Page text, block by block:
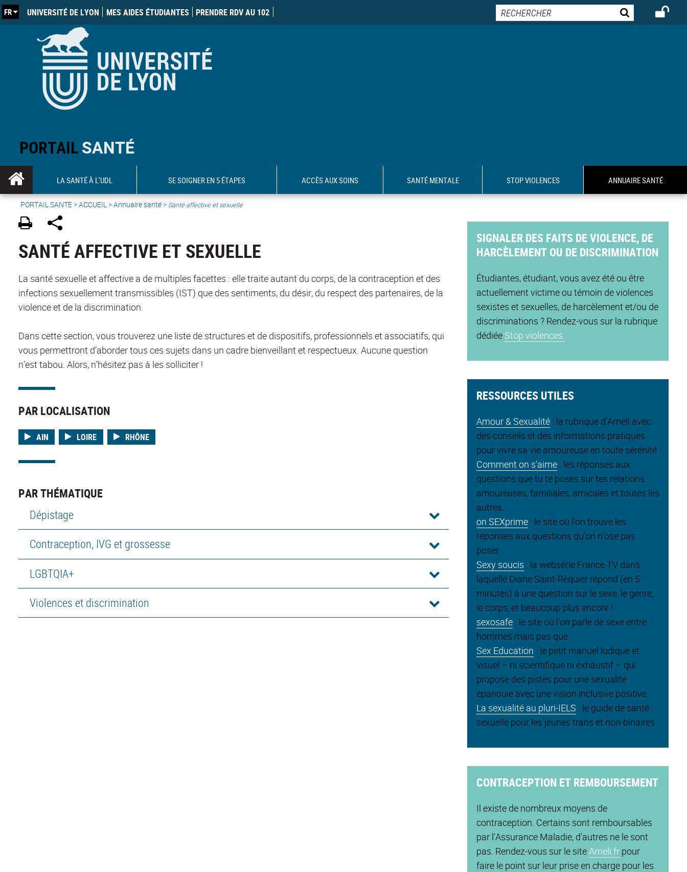
PORTAILSANTÉ
UNIVERSITÉ DE LYON MES AIDES ÉTUDIANTES PRENDRE RDV AU 102
FR
LA SANTÉ À L'UDL SE SOIGNER EN 5 ÉTAPES ACCÈS AUX SOINS SANTÉ MENTALE STOP VIOLENCES ANNUAIRE SANTÉ
PORTAIL SANTE>ACCUEIL>Annuaire santé> Santé affective et sexuelle
SANTÉ AFFECTIVE ET SEXUELLE
La santé sexuelle et affective a de multiples facettes : elle traite autant du corps, de la contraception et des
infections sexuellement transmissibles (IST) que des sentiments, du désir, du respect des partenaires, de la
violence et de la discrimination.
Dans cette section, vous trouverez une liste de structures et de dispositifs, professionnels et associatifs, qui
vous permettront d’aborder tous ces sujets dans un cadre bienveillant et respectueux. Aucune question
n’est tabou. Alors, n’hésitez pas à les solliciter !
PAR LOCALISATION
AIN LOIRE RHÔNE
PAR THÉMATIQUE
Dépistage
Contraception, IVG et grossesse
LGBTQIA+
Violences et discrimination
SIGNALER DES FAITS DE VIOLENCE, DE
HARCÈLEMENT OU DE DISCRIMINATION
Étudiantes, étudiant, vous avez été ou être
actuellement victime ou témoin de violences
sexistes et sexuelles, de harcèlement et/ou de
discriminations ? Rendez-vous sur la rubrique
dédiée Stop violences.
RESSOURCES UTILES
Amour & Sexualité: la rubrique d’Ameli avec
des conseils et des informations pratiques
pour vivre sa vie amoureuse en toute sérénité
Comment on s'aime: les réponses aux
questions que tu te poses sur tes relations
amoureuses, familiales, amicales et toutes les
autres…
on SEXprime: le site où l’on trouve les
réponses aux questions qu’on n’ose pas
poser
Sexy soucis : la websérie France TV dans
laquelle Diane Saint-Réquier répond (en 5
minutes) à une question sur le sexe, le genre,
le corps, et beaucoup plus encore !
sexosafe: le site où l'on parle de sexe entre
hommes mais pas que
Sex Education : le petit manuel ludique et
visuel – ni scientifique ni exhaustif – qui
propose des pistes pour une sexualité
épanouie avec une vision inclusive positive
La sexualité au pluri-IELS : le guide de santé
sexuelle pour les jeunes trans et non-binaires
CONTRACEPTION ET REMBOURSEMENT
Il existe de nombreux moyens de
contraception. Certains sont remboursables
par l'Assurance Maladie, d'autres ne le sont
pas. Rendez-vous sur le siteAmeli.frpour
faire le point sur leur prise en charge pour les